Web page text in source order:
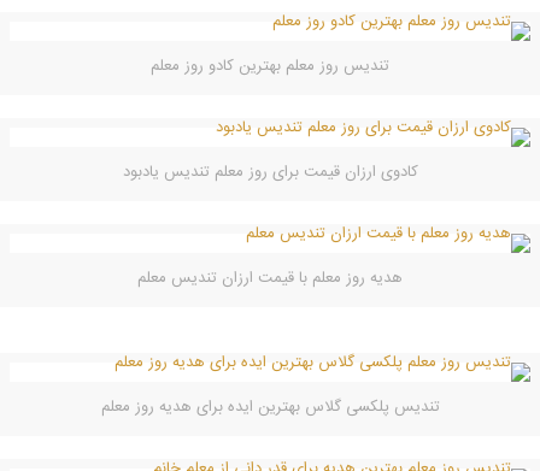
تندیس روز معلم بهترین کادو روز معلم
کادوی ارزان قیمت برای روز معلم تندیس یادبود
هدیه روز معلم با قیمت ارزان تندیس معلم
تندیس پلکسی گلاس بهترین ایده برای هدیه روز معلم